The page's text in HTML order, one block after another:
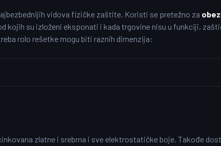
vidova fizičke zaštite. Koristi se pretežno za
kojih su izloženi eksponati i kada trgovine nisu u funkciji,
rolo rešetke mogu biti raznih dimenzija:
zlatne i srebrna i sve elektrostatičke boje. Takođe